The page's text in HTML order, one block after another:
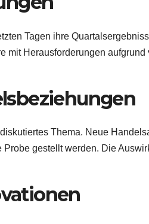
Tagen ihre
mit Herausforderungen
Thema. Neue
gestellt werden. Die